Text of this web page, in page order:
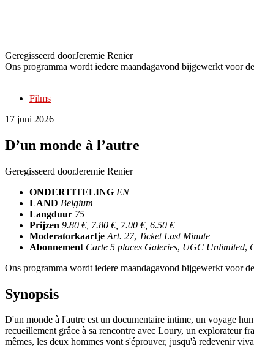
Geregisseerd doorJeremie Renier
Ons programma wordt iedere maandagavond bijgewerkt voor
Films
17 juni 2026
D’un monde à l’autre
Geregisseerd doorJeremie Renier
ONDERTITELING EN
LAND Belgium
Langduur 75
Prijzen 9.80 €, 7.80 €, 7.00 €, 6.50 €
Moderatorkaartje Art. 27, Ticket Last Minute
Abonnement Carte 5 places Galeries, UGC Unlimited,
Ons programma wordt iedere maandagavond bijgewerkt voor
Synopsis
D'un monde à l'autre est un documentaire intime, un voyage
recueillement grâce à sa rencontre avec Loury, un explorateur
mêmes, les deux hommes vont s'éprouver, jusqu'à redevenir